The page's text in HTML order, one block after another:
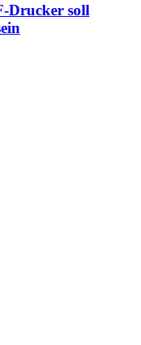
Drucker soll